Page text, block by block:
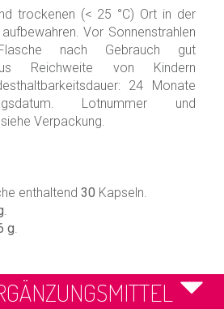
trockenen (< 25 °C) Ort in der
Vor Sonnenstrahlen
nach Gebrauch gut
Reichweite von Kindern
24 Monate
Lotnummer und
Verpackung.
enthaltend 30 Kapseln.
.
g.